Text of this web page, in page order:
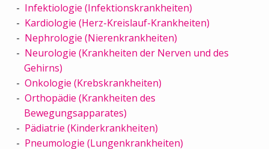
Infektiologie (Infektionskrankheiten)
Kardiologie (Herz-Kreislauf-Krankheiten)
Nephrologie (Nierenkrankheiten)
Neurologie (Krankheiten der Nerven und des
Gehirns)
Onkologie (Krebskrankheiten)
Orthopädie (Krankheiten des
Bewegungsapparates)
Pädiatrie (Kinderkrankheiten)
Pneumologie (Lungenkrankheiten)